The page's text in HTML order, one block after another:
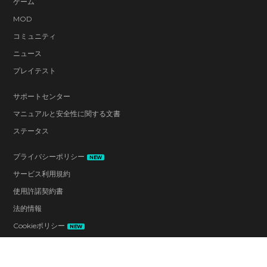
MOD
コミュニティ
ニュース
プレイテスト
サポートセンター
マニュアルと安全性に関する文書
ステータス
プライバシーポリシー NEW
サービス利用規約
使用許諾契約書
法的情報
Cookieポリシー
NEW